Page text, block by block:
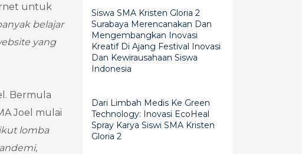
untuk
belajar
yang
Bermula
Joel mulai
ikut lomba
Siswa SMA Kristen Gloria 2
Surabaya Merencanakan Dan
Mengembangkan Inovasi
Kreatif Di Ajang Festival Inovasi
Dan Kewirausahaan Siswa
Indonesia
Dari Limbah Medis Ke Green
Technology: Inovasi EcoHeal
Spray Karya Siswi SMA Kristen
Gloria 2